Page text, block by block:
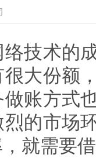
技术的
大份额
账方式
的市场
就需要